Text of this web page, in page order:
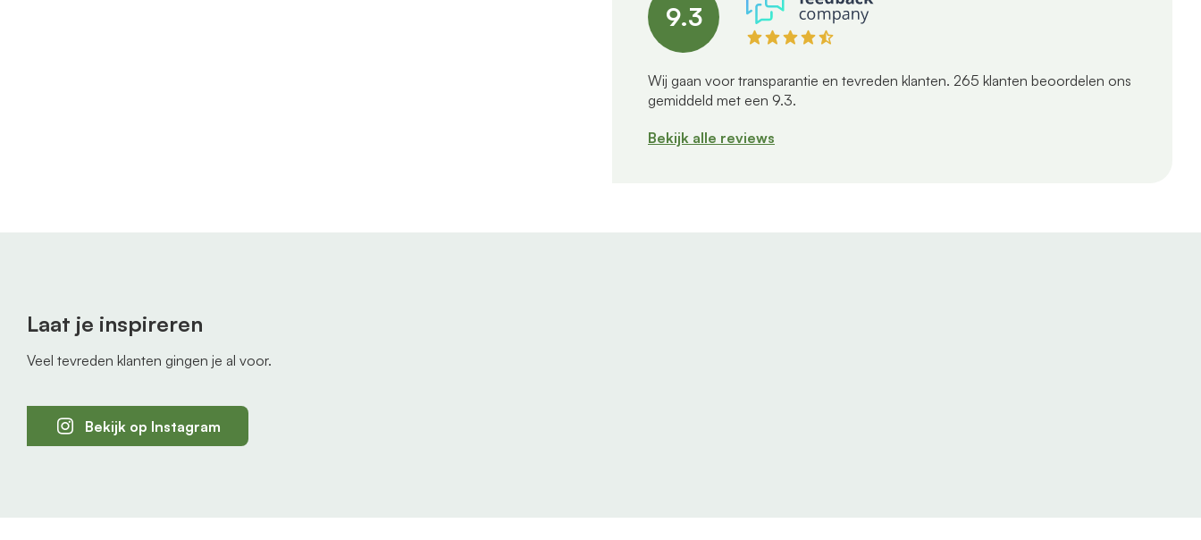
9.3
Wij gaan voor transparantie en tevreden klanten. 265 klanten beoordelen ons
gemiddeld met een 9.3.
Bekijk alle reviews
Laat je inspireren
Veel tevreden klanten gingen je al voor.
Bekijk op Instagram